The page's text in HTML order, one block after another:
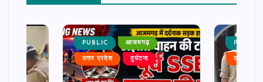
PUBLIC आजमगढ़
उत्तर प्रदेश दुर्घटना
PUBLIC
उत्तर